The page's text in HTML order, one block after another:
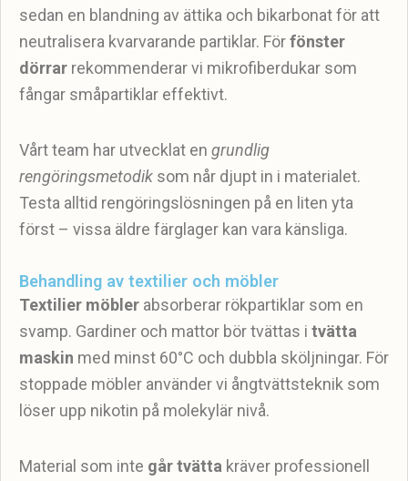
sedan en blandning av ättika och bikarbonat för att
neutralisera kvarvarande partiklar. Förfönster
dörrar rekommenderar vi mikrofiberdukar som
fångar småpartiklar effektivt.
Vårt team har utvecklat en grundlig
rengöringsmetodik som når djupt in i materialet.
Testa alltid rengöringslösningen på en liten yta
först – vissa äldre färglager kan vara känsliga.
Behandling av textilier och möbler
Textilier möbler absorberar rökpartiklar som en
svamp. Gardiner och mattor bör tvättas i tvätta
maskin med minst 60°C och dubbla sköljningar. För
stoppade möbler använder vi ångtvättsteknik som
löser upp nikotin på molekylär nivå.
Material som inte går tvätta kräver professionell